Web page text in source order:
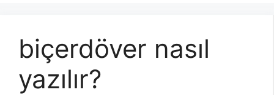
biçerdöver nasıl
yazılır?